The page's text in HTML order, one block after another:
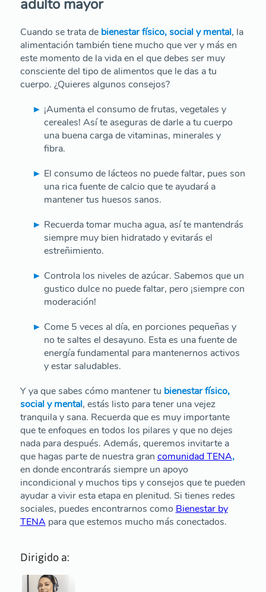
adulto mayor
Cuando se trata de bienestar físico, social y mental, la
alimentación también tiene mucho que ver y más en
este momento de la vida en el que debes ser muy
consciente del tipo de alimentos que le das a tu
cuerpo. ¿Quieres algunos consejos?
¡Aumenta el consumo de frutas, vegetales y
cereales! Así te aseguras de darle a tu cuerpo
una buena carga de vitaminas, minerales y
fibra.
El consumo de lácteos no puede faltar, pues son
una rica fuente de calcio que te ayudará a
mantener tus huesos sanos.
Recuerda tomar mucha agua, así te mantendrás
siempre muy bien hidratado y evitarás el
estreñimiento.
Controla los niveles de azúcar. Sabemos que un
gustico dulce no puede faltar, pero ¡siempre con
moderación!
Come 5 veces al día, en porciones pequeñas y
no te saltes el desayuno. Esta es una fuente de
energía fundamental para mantenernos activos
y estar saludables.
Y ya que sabes cómo mantener tu bienestar físico,
social y mental, estás listo para tener una vejez
tranquila y sana. Recuerda que es muy importante
que te enfoques en todos los pilares y que no dejes
nada para después. Además, queremos invitarte a
que hagas parte de nuestra gran comunidad TENA,
en donde encontrarás siempre un apoyo
incondicional y muchos tips y consejos que te pueden
ayudar a vivir esta etapa en plenitud. Si tienes redes
sociales, puedes encontrarnos como Bienestar by
TENA para que estemos mucho más conectados.
Dirigido a: